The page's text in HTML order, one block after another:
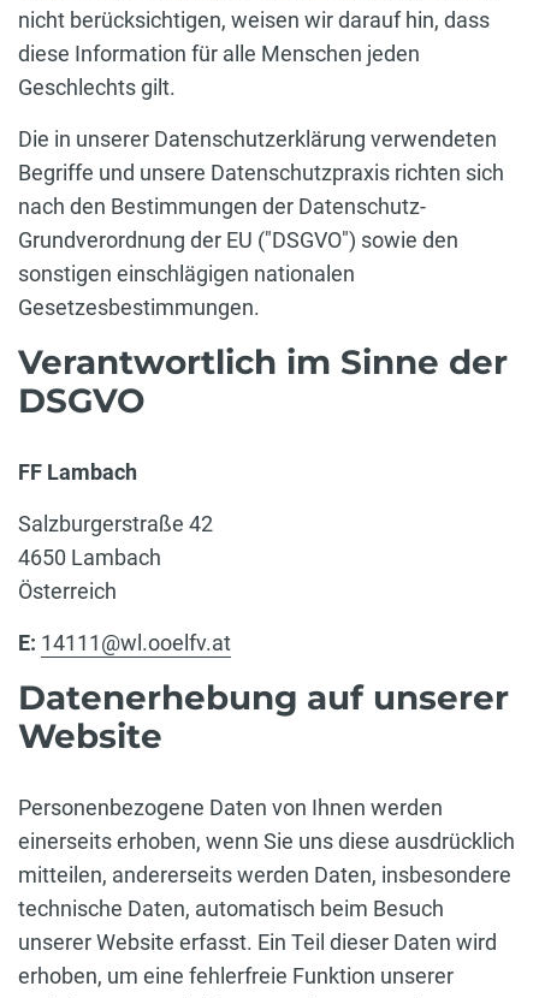
nicht berücksichtigen, weisen wir darauf hin, dass
diese Information für alle Menschen jeden
Geschlechts gilt.
Die in unserer Datenschutzerklärung verwendeten
Begriffe und unsere Datenschutzpraxis richten sich
nach den Bestimmungen der Datenschutz-
Grundverordnung der EU ("DSGVO") sowie den
sonstigen einschlägigen nationalen
Gesetzesbestimmungen.
Verantwortlich im Sinne der
DSGVO
FF Lambach
Salzburgerstraße 42
4650 Lambach
Österreich
E: 14111@wl.ooelfv.at
Datenerhebung auf unserer
Website
Personenbezogene Daten von Ihnen werden
einerseits erhoben, wenn Sie uns diese ausdrücklich
mitteilen, andererseits werden Daten, insbesondere
technische Daten, automatisch beim Besuch
unserer Website erfasst. Ein Teil dieser Daten wird
erhoben, um eine fehlerfreie Funktion unserer